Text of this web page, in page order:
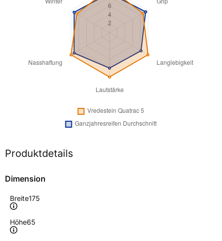
Produktdetails
Dimension
Breite175
Höhe65